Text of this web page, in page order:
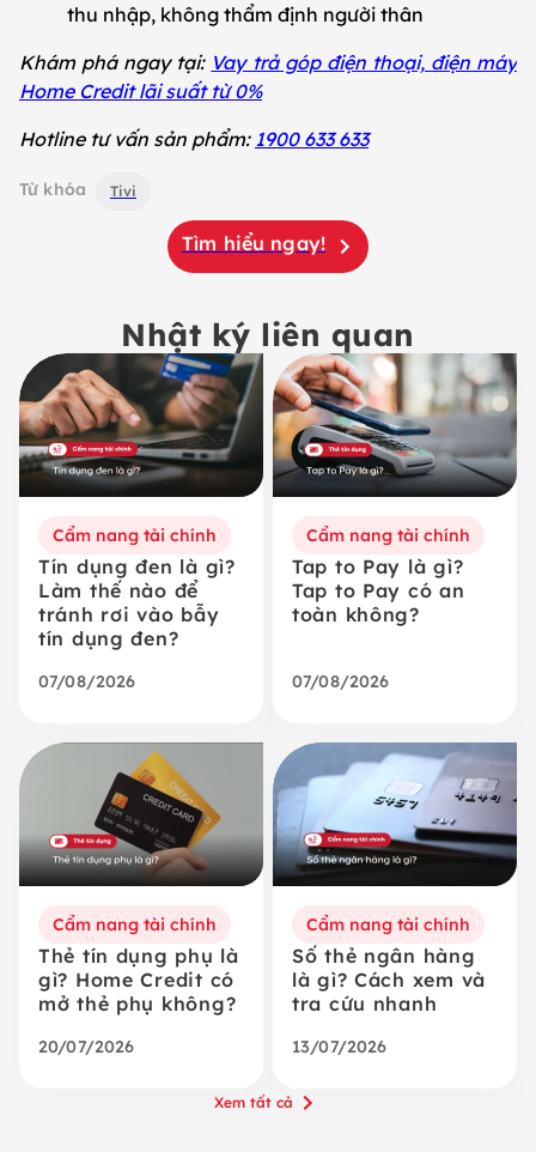
thu nhập, không thẩm định người thân
Khám phá ngay tại: Vay trả góp điện thoại, điện máy
Home Credit lãi suất từ 0%
Hotline tư vấn sản phẩm: 1900 633 633
Từ khóa Tivi
Tìm hiểu ngay!
Nhật ký liên quan
Cẩm nang tài chính
Tín dụng đen là gì?
Làm thế nào để
tránh rơi vào bẫy
tín dụng đen?
07/08/2026
Cẩm nang tài chính
Tap to Pay là gì?
Tap to Pay có an
toàn không?
07/08/2026
Cẩm nang tài chính
Thẻ tín dụng phụ là
gì? Home Credit có
mở thẻ phụ không?
20/07/2026
Cẩm nang tài chính
Số thẻ ngân hàng
là gì? Cách xem và
tra cứu nhanh
13/07/2026
Xem tất cả